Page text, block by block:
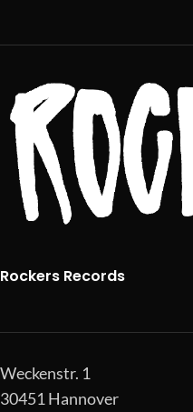
Rockers Records
Weckenstr. 1
30451 Hannover